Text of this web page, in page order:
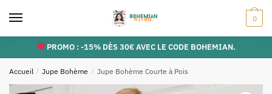
navigation
content
0
PROMO : -15% DÈS 30€ AVEC LE CODE BOHEMIAN.
Accueil / Jupe Bohème / Jupe Bohème Courte à Pois